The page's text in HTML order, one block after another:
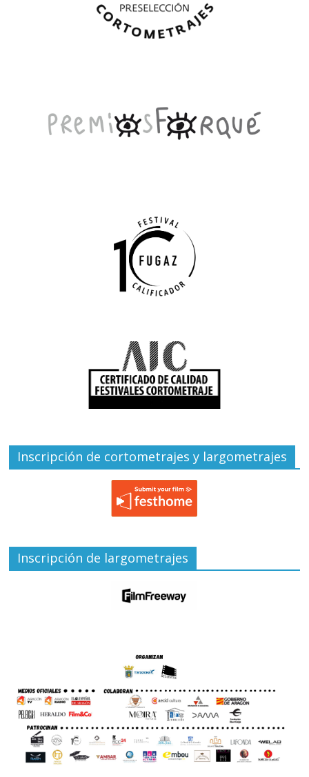
Inscripción de cortometrajes y largometrajes
Inscripción de largometrajes